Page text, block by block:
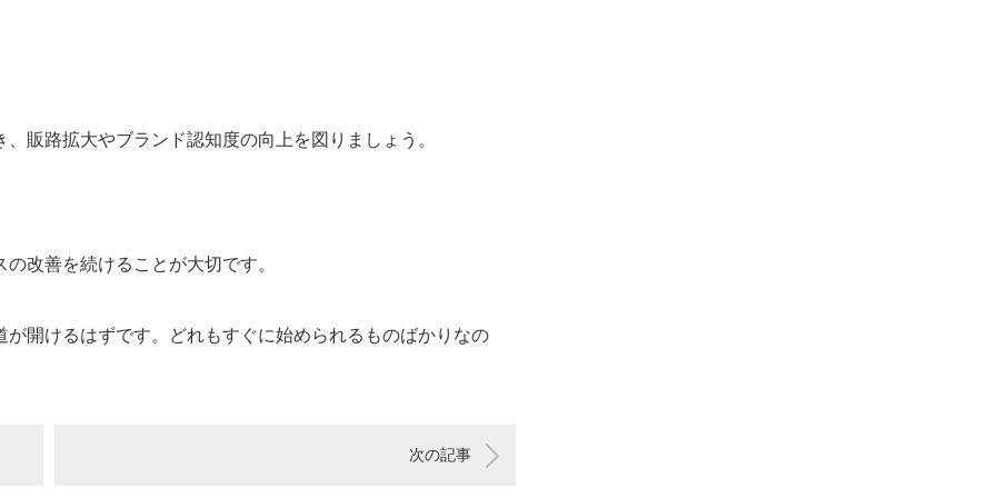
販路拡大やブランド認知度の向上を図りましょう。
改善を続けることが大切です。
開けるはずです。どれもすぐに始められるものばかりなの
次の記事